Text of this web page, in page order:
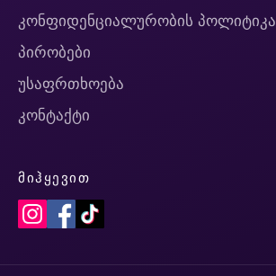
კონფიდენციალურობის პოლიტიკა
პირობები
უსაფრთხოება
კონტაქტი
ᲛᲘᲰᲧᲔᲕᲘᲗ